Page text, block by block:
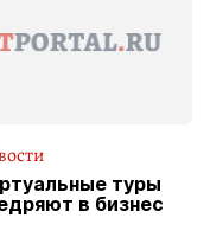
туры
в бизнес